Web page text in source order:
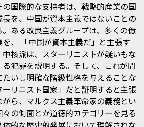
国際的な支持者は、戦略的産業の国
を、中国が資本主義ではないことの
ある改良主義グループは、多くの億
、 「中国が資本主義だ」と主張す
核派は、スターリニストが疑いもな
犯罪を説明する。そして、これが問
いし明確な階級性格を与えることな
ーリニスト国家」だと証明すると主張
がら、マルクス主義革命家の義務とい
の側面とか道徳的カテゴリーを見る